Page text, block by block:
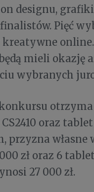
designu,
Pięć
mieli okazję
wybranych
otrzyma
oraz
przyzna
zł oraz 6
27 000 zł.